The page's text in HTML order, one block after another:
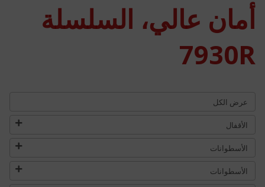
أمان عالي، السلسلة
7930R
عرض الكل
الأقفال
الأسطوانات
الأسطوانات